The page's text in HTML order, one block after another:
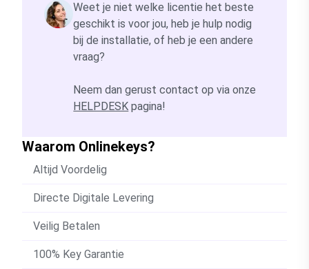
Weet je niet welke licentie het beste
geschikt is voor jou, heb je hulp nodig
bij de installatie, of heb je een andere
vraag?
Neem dan gerust contact op via onze
HELPDESK pagina!
Waarom Onlinekeys?
Altijd Voordelig
Directe Digitale Levering
Veilig Betalen
100% Key Garantie